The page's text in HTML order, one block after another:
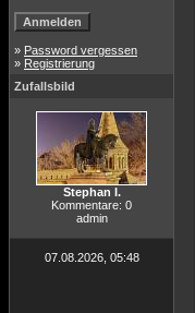
» Password vergessen
» Registrierung
Zufallsbild
Stephan I.
Kommentare: 0
admin
07.08.2026, 05:48